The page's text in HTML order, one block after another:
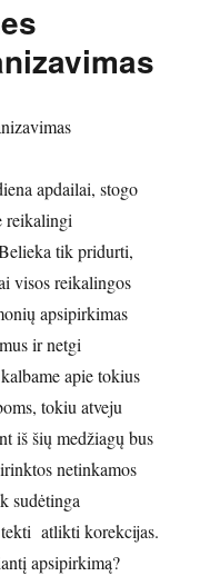
apdailai, stogo
reikalingi
tik pridurti,
visos reikalingos
apsipirkimas
ir netgi
apie tokius
tokiu atveju
iš šių medžiagų bus
netinkamos
sudėtinga
atlikti korekcijas.
apsipirkimą?